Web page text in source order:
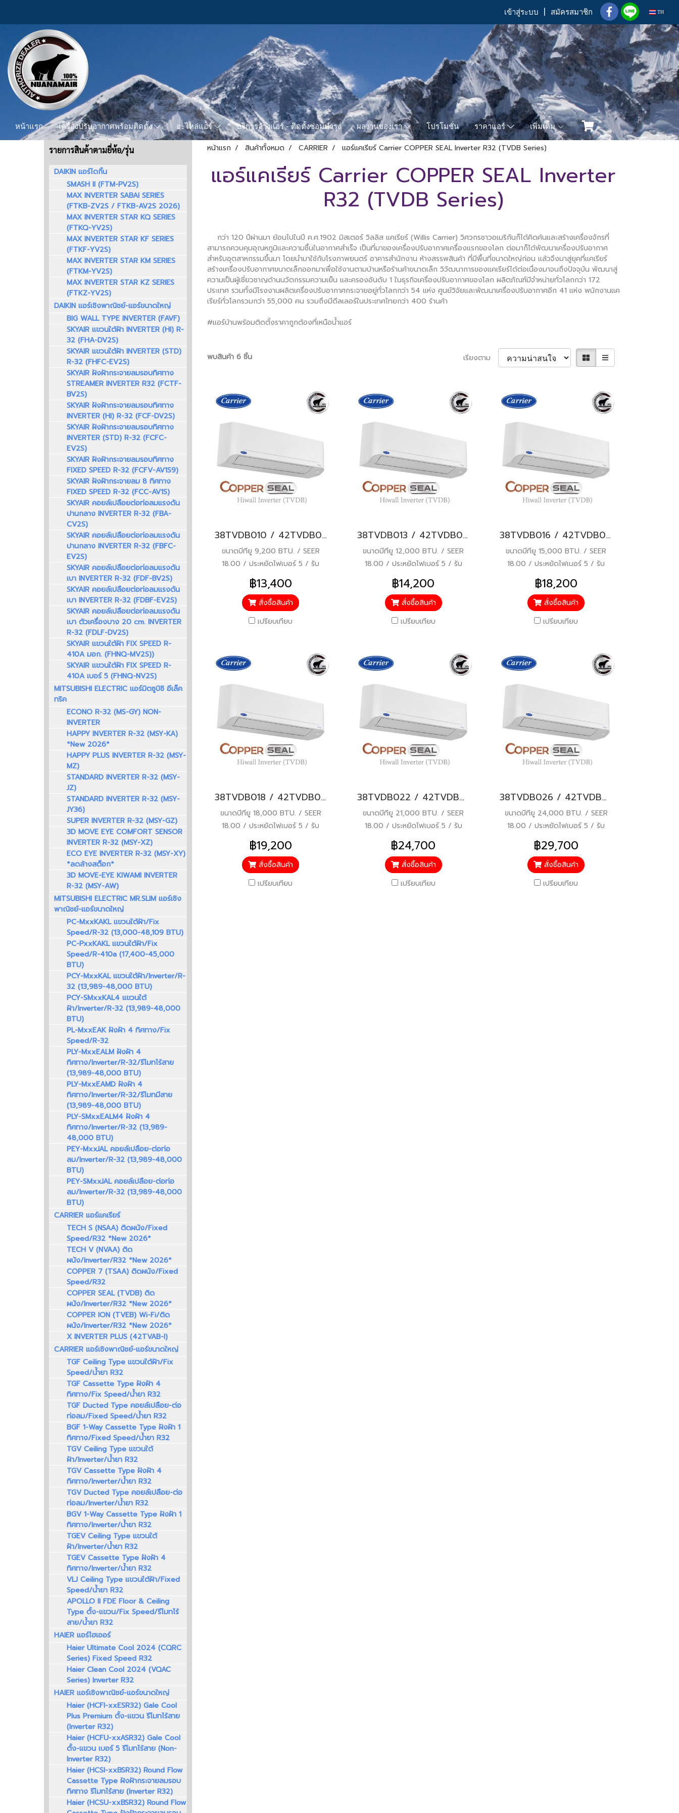
เข้าสู่ระบบ สมัครสมาชิก TH
หน้าแรก เครื่องปรับอากาศพร้อมติดตั้ง อะไหล่แอร์ บริการล้างแอร์ - ติดตั้งซ่อมบำรุง ผลงานของเรา โปรโมชั่น ราคาแอร์ เพิ่มเติม
หน้าแรก สินค้าทั้งหมด CARRIER แอร์แคเรียร์ Carrier COPPER SEAL Inverter R32 (TVDB Series)
แอร์แคเรียร์ Carrier COPPER SEAL Inverter
R32 (TVDB Series)
กว่า 120 ปีผ่านมา ย้อนไปในปี ค.ศ.1902 มิสเตอร์ วิลลิส แคเรียร์ (Willis Carrier) วิศวกรชาวอเมริกันก็ได้คิดค้นและสร้างเครื่องจักรที่
สามารถควบคุมอุณหภูมิและความชื้นในอากาศสำเร็จ เป็นที่มาของเครื่องปรับอากาศเครื่องแรกของโลก ต่อมาก็ได้พัฒนาเครื่องปรับอากาศ
สำหรับอุตสาหกรรมขึ้นมา โดยนำมาใช้กับโรงภาพยนตร์ อาคารสำนักงาน ห้างสรรพสินค้า ที่มีพื้นที่ขนาดใหญ่ก่อน แล้วจึงมาสู่ยุคที่แคเรียร์
สร้างเครื่องปรับอากาศขนาดเล็กออกมาเพื่อใช้งานตามบ้านหรือร้านค้าขนาดเล็ก วิวัฒนาการของแคเรียร์ได้ต่อเนื่องมาจนถึงปัจจุบัน พัฒนาสู่
ความเป็นผู้เชี่ยวชาญด้านนวัตกรรมความเย็น และครองอันดับ 1 ในธุรกิจเครื่องปรับอากาศของโลก ผลิตภัณฑ์มีจำหน่ายทั่วโลกกว่า 172
ประเทศ รวมทั้งมีโรงงานผลิตเครื่องปรับอากาศกระจายอยู่ทั่วโลกกว่า 54 แห่ง ศูนย์วิจัยและพัฒนาเครื่องปรับอากาศอีก 41 แห่ง พนักงานแค
เรียร์ทั่วโลกรวมกว่า 55,000 คน รวมถึงมีดีลเลอร์ในประเทศไทยกว่า 400 ร้านค้า
#แอร์บ้านพร้อมติดตั้งราคาถูกต้องที่เหนือน้ำแอร์
พบสินค้า 6 ชิ้น เรียงตาม
38TVDB010 / 42TVDB010 CARRIER COPPER SEAL (COPPER 10 เดิม) Hi-wall Inverter แอร์แคเรียร์ ติดผนัง ระบบอินเวอร์เตอร์ น้ำยา R32 9200 BTU. พร้อมบริการติดตั้ง
ขนาดบีทียู 9,200 BTU. / SEER
18.00 / ประหยัดไฟเบอร์ 5 / รับ
ประกันคอมเพรสเซอร์ 5 ปี / อะไหล่
อื่นๆ 1 ปี / ราคารวมติดตั้งแล้ว*
฿13,400
สั่งซื้อสินค้า
เปรียบเทียบ
38TVDB013 / 42TVDB013 CARRIER COPPER SEAL (COPPER 10 เดิม) Hi-wall Inverter แอร์แคเรียร์ ติดผนัง ระบบอินเวอร์เตอร์ น้ำยา R32 12000 BTU. พร้อมบริการติดตั้ง
ขนาดบีทียู 12,000 BTU. / SEER
18.00 / ประหยัดไฟเบอร์ 5 / รับ
ประกันคอมเพรสเซอร์ 5 ปี / อะไหล่
อื่นๆ 1 ปี / ราคารวมติดตั้งแล้ว*
฿14,200
สั่งซื้อสินค้า
เปรียบเทียบ
38TVDB016 / 42TVDB016 CARRIER COPPER SEAL (COPPER 10 เดิม) Hi-wall Inverter แอร์แคเรียร์ ติดผนัง ระบบอินเวอร์เตอร์ น้ำยา R32 15000 BTU. พร้อมบริการติดตั้ง
ขนาดบีทียู 15,000 BTU. / SEER
18.00 / ประหยัดไฟเบอร์ 5 / รับ
ประกันคอมเพรสเซอร์ 5 ปี / อะไหล่
อื่นๆ 1 ปี / ราคารวมติดตั้งแล้ว*
฿18,200
สั่งซื้อสินค้า
เปรียบเทียบ
38TVDB018 / 42TVDB018 CARRIER COPPER SEAL (COPPER 10 เดิม) Hi-wall Inverter แอร์แคเรียร์ ติดผนัง ระบบอินเวอร์เตอร์ น้ำยา R32 18000 BTU. พร้อมบริการติดตั้ง
ขนาดบีทียู 18,000 BTU. / SEER
18.00 / ประหยัดไฟเบอร์ 5 / รับ
ประกันคอมเพรสเซอร์ 5 ปี / อะไหล่
อื่นๆ 1 ปี / ราคารวมติดตั้งแล้ว*
฿19,200
สั่งซื้อสินค้า
เปรียบเทียบ
38TVDB022 / 42TVDB022 CARRIER COPPER SEAL (COPPER 10 เดิม) Hi-wall Inverter แอร์แคเรียร์ ติดผนัง ระบบอินเวอร์เตอร์ น้ำยา R32 21000 BTU. พร้อมบริการติดตั้ง
ขนาดบีทียู 21,000 BTU. / SEER
18.00 / ประหยัดไฟเบอร์ 5 / รับ
ประกันคอมเพรสเซอร์ 5 ปี / อะไหล่
อื่นๆ 1 ปี / ราคารวมติดตั้งแล้ว*
฿24,700
สั่งซื้อสินค้า
เปรียบเทียบ
38TVDB026 / 42TVDB026 CARRIER COPPER SEAL (COPPER 10 เดิม) Hi-wall Inverter แอร์แคเรียร์ ติดผนัง ระบบอินเวอร์เตอร์ น้ำยา R32 24000 BTU. พร้อมบริการติดตั้ง
ขนาดบีทียู 24,000 BTU. / SEER
18.00 / ประหยัดไฟเบอร์ 5 / รับ
ประกันคอมเพรสเซอร์ 5 ปี / อะไหล่
อื่นๆ 1 ปี / ราคารวมติดตั้งแล้ว*
฿29,700
สั่งซื้อสินค้า
เปรียบเทียบ
รายการสินค้าตามยี่ห้อ/รุ่น
DAIKIN แอร์ไดกิ้น
SMASH II (FTM-PV2S)
MAX INVERTER SABAI SERIES
(FTKB-ZV2S / FTKB-AV2S 2026)
MAX INVERTER STAR KQ SERIES
(FTKQ-YV2S)
MAX INVERTER STAR KF SERIES
(FTKF-YV2S)
MAX INVERTER STAR KM SERIES
(FTKM-YV2S)
MAX INVERTER STAR KZ SERIES
(FTKZ-YV2S)
DAIKIN แอร์เชิงพาณิชย์-แอร์ขนาดใหญ่
BIG WALL TYPE INVERTER (FAVF)
SKYAIR แขวนใต้ฝ้า INVERTER (HI) R-
32 (FHA-DV2S)
SKYAIR แขวนใต้ฝ้า INVERTER (STD)
R-32 (FHFC-EV2S)
SKYAIR ฝังฝ้ากระจายลมรอบทิศทาง
STREAMER INVERTER R32 (FCTF-
BV2S)
SKYAIR ฝังฝ้ากระจายลมรอบทิศทาง
INVERTER (HI) R-32 (FCF-DV2S)
SKYAIR ฝังฝ้ากระจายลมรอบทิศทาง
INVERTER (STD) R-32 (FCFC-
EV2S)
SKYAIR ฝังฝ้ากระจายลมรอบทิศทาง
FIXED SPEED R-32 (FCFV-AV1S9)
SKYAIR ฝังฝ้ากระจายลม 8 ทิศทาง
FIXED SPEED R-32 (FCC-AV1S)
SKYAIR คอยล์เปลือยต่อท่อลมแรงดัน
ปานกลาง INVERTER R-32 (FBA-
CV2S)
SKYAIR คอยล์เปลือยต่อท่อลมแรงดัน
ปานกลาง INVERTER R-32 (FBFC-
EV2S)
SKYAIR คอยล์เปลือยต่อท่อลมแรงดัน
เบา INVERTER R-32 (FDF-BV2S)
SKYAIR คอยล์เปลือยต่อท่อลมแรงดัน
เบา INVERTER R-32 (FDBF-EV2S)
SKYAIR คอยล์เปลือยต่อท่อลมแรงดัน
เบา ตัวเครื่องบาง 20 cm. INVERTER
R-32 (FDLF-DV2S)
SKYAIR แขวนใต้ฝ้า FIX SPEED R-
410A มอก. (FHNQ-MV2S))
SKYAIR แขวนใต้ฝ้า FIX SPEED R-
410A เบอร์ 5 (FHNQ-NV2S)
MITSUBISHI ELECTRIC แอร์มิตซูบิชิ อีเล็ค
ทริค
ECONO R-32 (MS-GY) NON-
INVERTER
HAPPY INVERTER R-32 (MSY-KA)
*New 2026*
HAPPY PLUS INVERTER R-32 (MSY-
MZ)
STANDARD INVERTER R-32 (MSY-
JZ)
STANDARD INVERTER R-32 (MSY-
JY36)
SUPER INVERTER R-32 (MSY-GZ)
3D MOVE EYE COMFORT SENSOR
INVERTER R-32 (MSY-XZ)
ECO EYE INVERTER R-32 (MSY-XY)
*ลดล้างสต็อก*
3D MOVE-EYE KIWAMI INVERTER
R-32 (MSY-AW)
MITSUBISHI ELECTRIC MR.SLIM แอร์เชิง
พาณิชย์-แอร์ขนาดใหญ่
PC-MxxKAKL แขวนใต้ฝ้า/Fix
Speed/R-32 (13,000-48,109 BTU)
PC-PxxKAKL แขวนใต้ฝ้า/Fix
Speed/R-410a (17,400-45,000
BTU)
PCY-MxxKAL แขวนใต้ฝ้า/Inverter/R-
32 (13,989-48,000 BTU)
PCY-SMxxKAL4 แขวนใต้
ฝ้า/Inverter/R-32 (13,989-48,000
BTU)
PL-MxxEAK ฝังฝ้า 4 ทิศทาง/Fix
Speed/R-32
PLY-MxxEALM ฝังฝ้า 4
ทิศทาง/Inverter/R-32/รีโมทไร้สาย
(13,989-48,000 BTU)
PLY-MxxEAMD ฝังฝ้า 4
ทิศทาง/Inverter/R-32/รีโมทมีสาย
(13,989-48,000 BTU)
PLY-SMxxEALM4 ฝังฝ้า 4
ทิศทาง/Inverter/R-32 (13,989-
48,000 BTU)
PEY-MxxJAL คอยล์เปลือย-ต่อท่อ
ลม/Inverter/R-32 (13,989-48,000
BTU)
PEY-SMxxJAL คอยล์เปลือย-ต่อท่อ
ลม/Inverter/R-32 (13,989-48,000
BTU)
CARRIER แอร์แคเรียร์
TECH S (NSAA) ติดผนัง/Fixed
Speed/R32 *New 2026*
TECH V (NVAA) ติด
ผนัง/Inverter/R32 *New 2026*
COPPER 7 (TSAA) ติดผนัง/Fixed
Speed/R32
COPPER SEAL (TVDB) ติด
ผนัง/Inverter/R32 *New 2026*
COPPER ION (TVEB) Wi-Fi/ติด
ผนัง/Inverter/R32 *New 2026*
X INVERTER PLUS (42TVAB-I)
CARRIER แอร์เชิงพาณิชย์-แอร์ขนาดใหญ่
TGF Ceiling Type แขวนใต้ฝ้า/Fix
Speed/น้ำยา R32
TGF Cassette Type ฝังฝ้า 4
ทิศทาง/Fix Speed/น้ำยา R32
TGF Ducted Type คอยล์เปลือย-ต่อ
ท่อลม/Fixed Speed/น้ำยา R32
BGF 1-Way Cassette Type ฝังฝ้า 1
ทิศทาง/Fixed Speed/น้ำยา R32
TGV Ceiling Type แขวนใต้
ฝ้า/Inverter/น้ำยา R32
TGV Cassette Type ฝังฝ้า 4
ทิศทาง/Inverter/น้ำยา R32
TGV Ducted Type คอยล์เปลือย-ต่อ
ท่อลม/Inverter/น้ำยา R32
BGV 1-Way Cassette Type ฝังฝ้า 1
ทิศทาง/Inverter/น้ำยา R32
TGEV Ceiling Type แขวนใต้
ฝ้า/Inverter/น้ำยา R32
TGEV Cassette Type ฝังฝ้า 4
ทิศทาง/Inverter/น้ำยา R32
VLJ Ceiling Type แขวนใต้ฝ้า/Fixed
Speed/น้ำยา R32
APOLLO II FDE Floor & Ceiling
Type ตั้ง-แขวน/Fix Speed/รีโมทไร้
สาย/น้ำยา R32
HAIER แอร์ไฮเออร์
Haier Ultimate Cool 2024 (CQRC
Series) Fixed Speed R32
Haier Clean Cool 2024 (VQAC
Series) Inverter R32
HAIER แอร์เชิงพาณิชย์-แอร์ขนาดใหญ่
Haier (HCFI-xxESR32) Gale Cool
Plus Premium ตั้ง-แขวน รีโมทไร้สาย
(Inverter R32)
Haier (HCFU-xxASR32) Gale Cool
ตั้ง-แขวน เบอร์ 5 รีโมทไร้สาย (Non-
Inverter R32)
Haier (HCSI-xxBSR32) Round Flow
Cassette Type ฝังฝ้ากระจายลมรอบ
ทิศทาง รีโมทไร้สาย (Inverter R32)
Haier (HCSU-xxBSR32) Round Flow